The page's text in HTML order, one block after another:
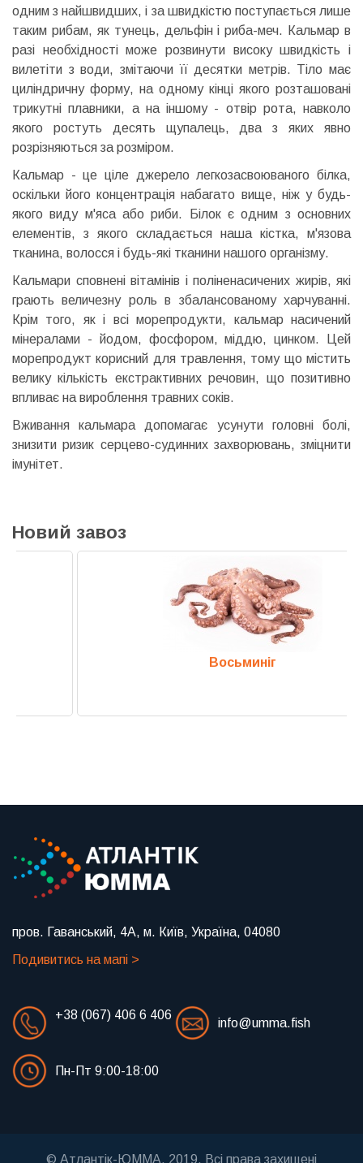
одним з найшвидших, і за швидкістю поступається лише
таким рибам, як тунець, дельфін і риба-меч. Кальмар в
разі необхідності може розвинути високу швидкість і
вилетіти з води, змітаючи її десятки метрів. Тіло має
циліндричну форму, на одному кінці якого розташовані
трикутні плавники, а на іншому - отвір рота, навколо
якого ростуть десять щупалець, два з яких явно
розрізняються за розміром.
Кальмар - це ціле джерело легкозасвоюваного білка,
оскільки його концентрація набагато вище, ніж у будь-
якого виду м'яса або риби. Білок є одним з основних
елементів, з якого складається наша кістка, м'язова
тканина, волосся і будь-які тканини нашого організму.
Кальмари сповнені вітамінів і поліненасичених жирів, які
грають величезну роль в збалансованому харчуванні.
Крім того, як і всі морепродукти, кальмар насичений
мінералами - йодом, фосфором, міддю, цинком. Цей
морепродукт корисний для травлення, тому що містить
велику кількість екстрактивних речовин, що позитивно
впливає на вироблення травних соків.
Вживання кальмара допомагає усунути головні болі,
знизити ризик серцево-судинних захворювань, зміцнити
імунітет.
Новий завоз
Восьминіг
пров. Гаванський, 4А, м. Київ, Україна, 04080
Подивитись на мапі >
+38 (067) 406 6 406
info@umma.fish
Пн-Пт 9:00-18:00
© Атлантік-ЮММА, 2019. Всі права захищені